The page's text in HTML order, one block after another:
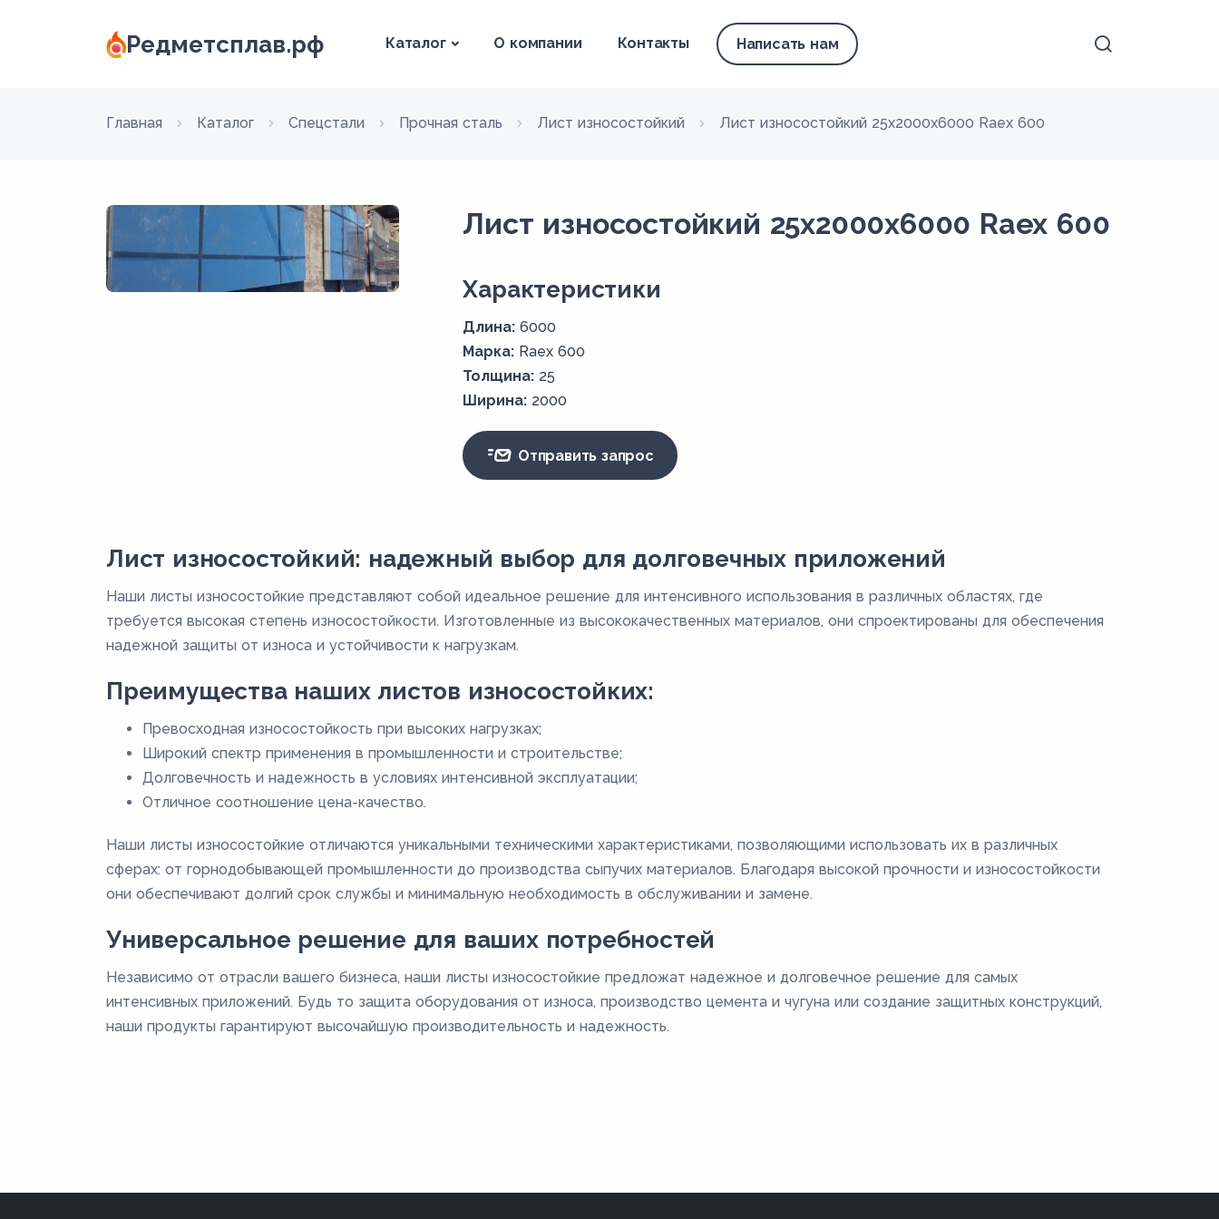
Редметсплав.рф Каталог О компании Контакты Написать нам
Главная Каталог Спецстали Прочная сталь Лист износостойкий Лист износостойкий 25x2000x6000 Raex 600
Лист износостойкий 25x2000x6000 Raex 600
Xарактеристики
Длина: 6000
Марка: Raex 600
Толщина: 25
Ширина: 2000
Отправить запрос
Лист износостойкий: надежный выбор для долговечных приложений
Наши листы износостойкие представляют собой идеальное решение для интенсивного использования в различных областях, где
требуется высокая степень износостойкости. Изготовленные из высококачественных материалов, они спроектированы для обеспечения
надежной защиты от износа и устойчивости к нагрузкам.
Преимущества наших листов износостойких:
Превосходная износостойкость при высоких нагрузках;
Широкий спектр применения в промышленности и строительстве;
Долговечность и надежность в условиях интенсивной эксплуатации;
Отличное соотношение цена-качество.
Наши листы износостойкие отличаются уникальными техническими характеристиками, позволяющими использовать их в различных
сферах: от горнодобывающей промышленности до производства сыпучих материалов. Благодаря высокой прочности и износостойкости
они обеспечивают долгий срок службы и минимальную необходимость в обслуживании и замене.
Универсальное решение для ваших потребностей
Независимо от отрасли вашего бизнеса, наши листы износостойкие предложат надежное и долговечное решение для самых
интенсивных приложений. Будь то защита оборудования от износа, производство цемента и чугуна или создание защитных конструкций,
наши продукты гарантируют высочайшую производительность и надежность.